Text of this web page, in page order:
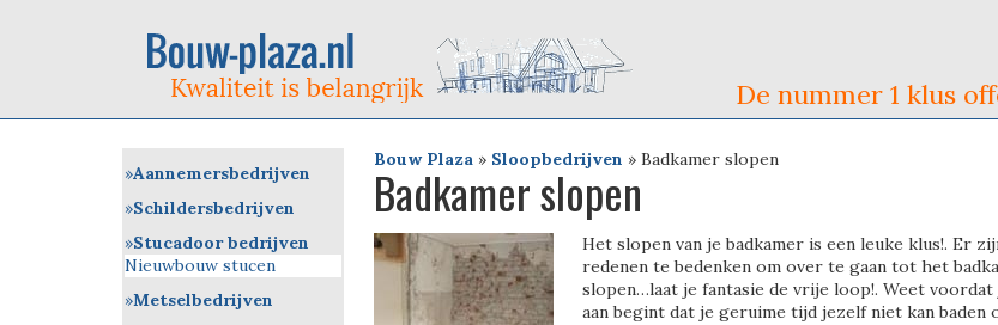
De nummer 1 klus
Bouw Plaza » Sloopbedrijven » Badkamer slopen
Badkamer slopen
Het slopen van je badkamer is een leuke klus!. Er
redenen te bedenken om over te gaan tot het
slopen…laat je fantasie de vrije loop!. Weet
aan begint dat je geruime tijd jezelf niet kan baden
Aannemersbedrijven
Schildersbedrijven
Stucadoor bedrijven
Nieuwbouw stucen
Metselbedrijven